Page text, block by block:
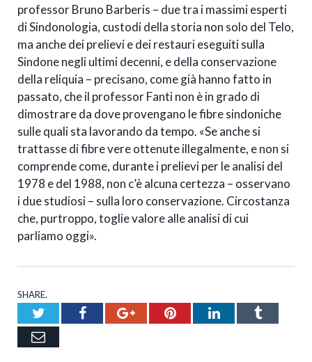
professor Bruno Barberis – due tra i massimi esperti
di Sindonologia, custodi della storia non solo del Telo,
ma anche dei prelievi e dei restauri eseguiti sulla
Sindone negli ultimi decenni, e della conservazione
della reliquia – precisano, come già hanno fatto in
passato, che il professor Fantinon è in grado di
dimostrare da dove provengano le fibre sindoniche
sulle quali sta lavorando da tempo. «Se anche si
trattasse di fibre vere ottenute illegalmente, e non si
comprende come, durante i prelievi per le analisi del
1978 e del 1988, non c’è alcuna certezza – osservano
i due studiosi – sulla loro conservazione. Circostanza
che, purtroppo, toglie valore alle analisi di cui
parliamo oggi».
SHARE.
TwitterFacebookGoogle+PinterestLinkedInTumblr
Email